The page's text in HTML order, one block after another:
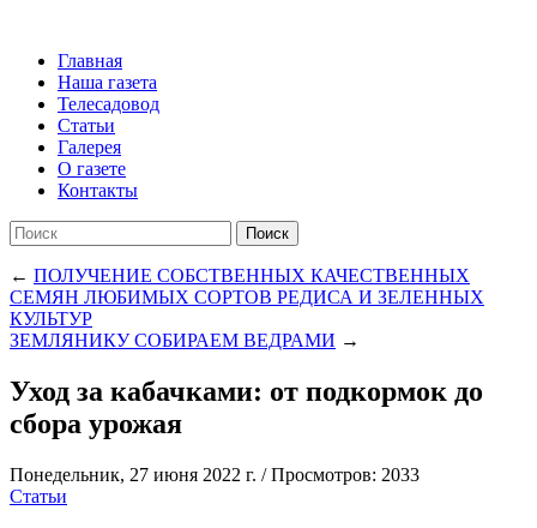
Главная
Наша газета
Телесадовод
Статьи
Галерея
О газете
Контакты
Поиск
← ПОЛУЧЕНИЕ СОБСТВЕННЫХ КАЧЕСТВЕННЫХ
СЕМЯН ЛЮБИМЫХ СОРТОВ РЕДИСА И ЗЕЛЕННЫХ
КУЛЬТУР
ЗЕМЛЯНИКУ СОБИРАЕМ ВЕДРАМИ →
Уход за кабачками: от подкормок до
сбора урожая
Понедельник, 27 июня 2022 г. /Просмотров: 2033
Статьи